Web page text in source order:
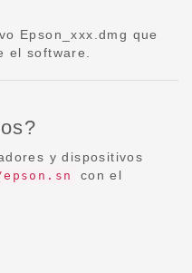
Epson_xxx.dmg que
el software.
y dispositivos
con el